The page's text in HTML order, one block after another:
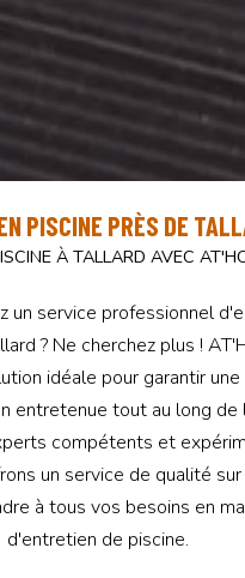
PISCINE PRÈS DE
À TALLARD AVEC
un service professionnel
? Ne cherchez plus !
idéale pour garantir une
entretenue tout au long de
compétents et
un service de qualité
à tous vos besoins en
d'entretien de piscine.